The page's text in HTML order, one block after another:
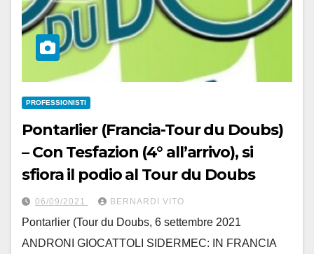
PROFESSIONISTI
Pontarlier (Francia-Tour du Doubs)
– Con Tesfazion (4° all’arrivo), si
sfiora il podio al Tour du Doubs
06/09/2021 BERNARDI VITO
Pontarlier (Tour du Doubs, 6 settembre 2021
ANDRONI GIOCATTOLI SIDERMEC: IN FRANCIA